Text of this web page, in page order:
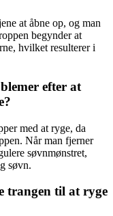
at åbne op, og man
begynder at
hvilket resulterer i
efter at
med at ryge, da
Når man fjerner
søvnmønstret,
søvn.
trangen til at ryge